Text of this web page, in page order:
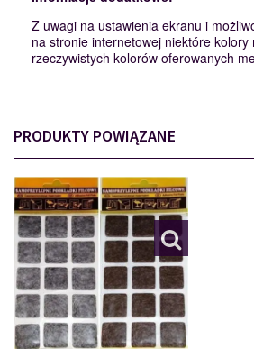
Z uwagi na ustawienia ekranu i
na stronie internetowej niektóre kolory
rzeczywistych kolorów oferowanych
PRODUKTY POWIĄZANE
PODKŁADKI
110562